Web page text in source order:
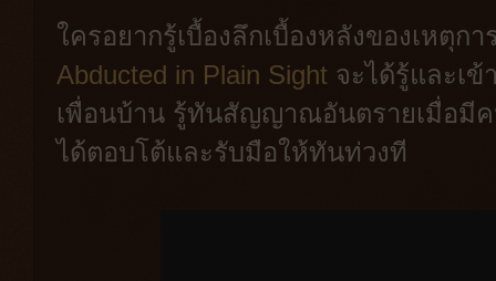
ใครอยากรู้เบื้องลึกเบื้องหลังของเหตุ
Abducted in Plain Sight จะได้รู้และเ
เพื่อนบ้าน รู้ทันสัญญาณอันตรายเมื่อมี
ได้ตอบโต้และรับมือให้ทันท่วงที